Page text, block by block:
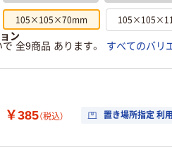
105×105×70mm
ン
で 全9商品 あります。
すべてのバリ
￥385（税込） 置き場所指定 利